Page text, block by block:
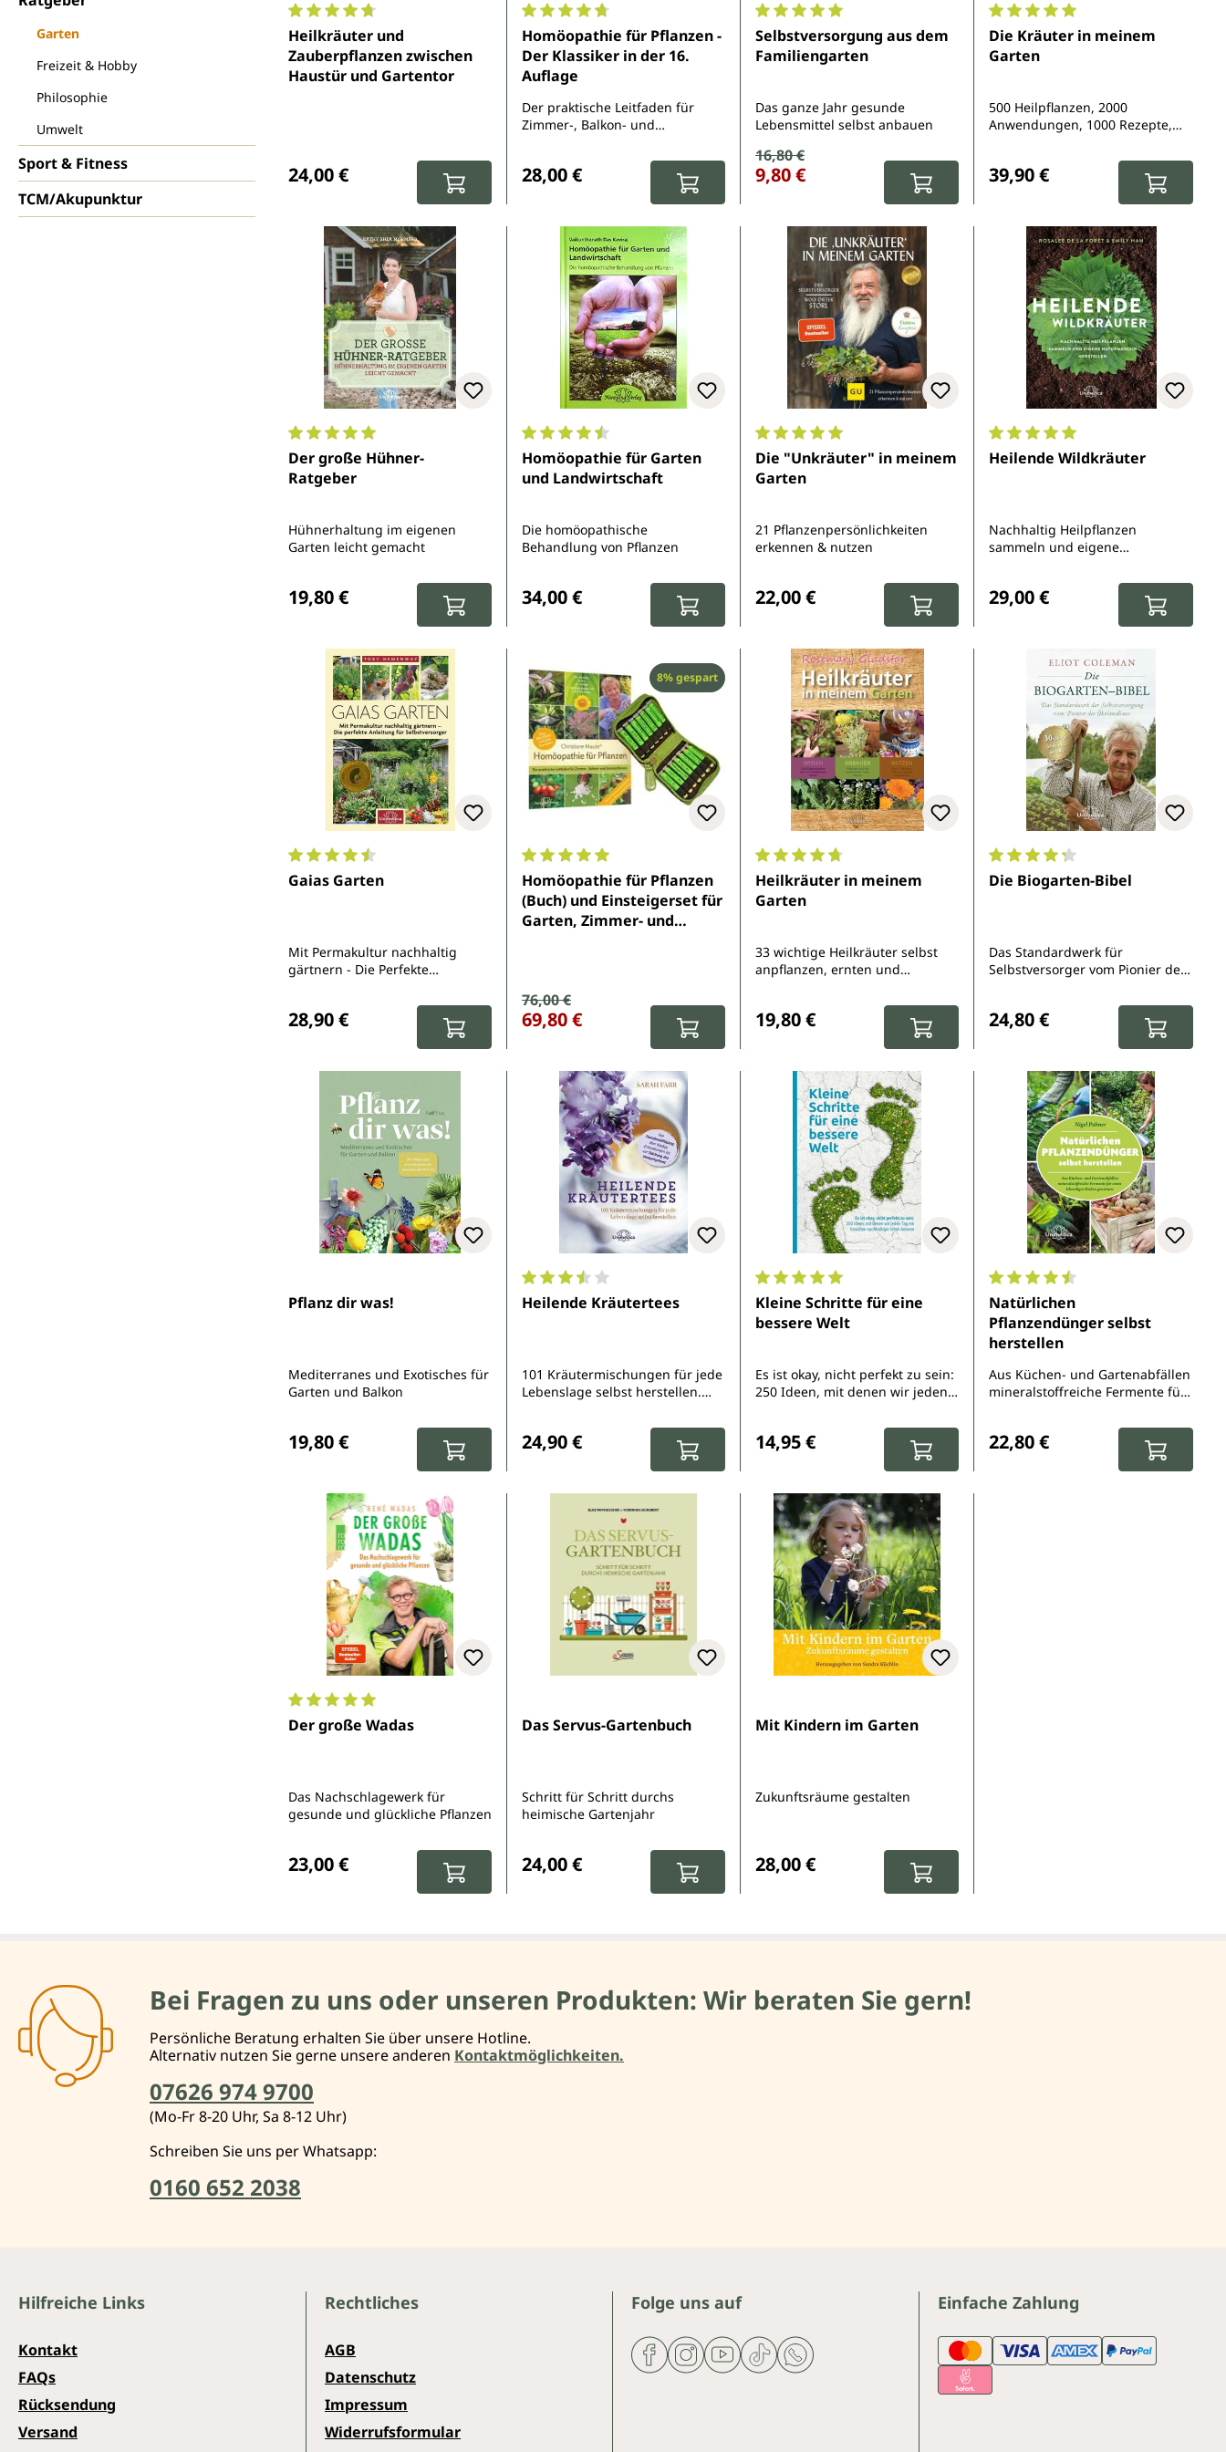
Garten
Freizeit & Hobby
Philosophie
Umwelt
Sport & Fitness
TCM/Akupunktur
Durchschnittliche Bewertung von 4.7 von 5 Sternen
Heilkräuter und
Zauberpflanzen zwischen
Haustür und Gartentor
24,00 €
Durchschnittliche Bewertung von 4.8 von 5 Sternen
Homöopathie für Pflanzen -
Der Klassiker in der 16.
Auflage
Der praktische Leitfaden für
Zimmer-, Balkon- und
Ergänzungen von Cornelia
Maute
28,00 €
Durchschnittliche Bewertung von 5 von 5 Sternen
Selbstversorgung aus dem
Familiengarten
Das ganze Jahr gesunde
Lebensmittel selbst anbauen
Verkaufspreis:
Regulärer Preis:
16,80 €
9,80 €
Durchschnittliche Bewertung von
Die Kräuter in meinem
Garten
500 Heilpflanzen, 2000
Anwendungen, 1000 Rezepte,
Homöopathie, Hildegardmedizin,
TCM, Volksheilkunde
39,90 €
Durchschnittliche Bewertung von 5 von 5 Sternen
Der große Hühner-
Ratgeber
Hühnerhaltung im eigenen
Garten leicht gemacht
19,80 €
Durchschnittliche Bewertung von 4.6 von 5 Sternen
Homöopathie für Garten
und Landwirtschaft
Die homöopathische
Behandlung von Pflanzen
34,00 €
Durchschnittliche Bewertung von 5 von 5 Sternen
Die "Unkräuter" in meinem
Garten
21 Pflanzenpersönlichkeiten
erkennen & nutzen
22,00 €
Durchschnittliche Bewertung von
Heilende Wildkräuter
Nachhaltig Heilpflanzen
sammeln und eigene
29,00 €
Durchschnittliche Bewertung von 4.5 von 5 Sternen
Gaias Garten
Mit Permakultur nachhaltig
gärtnern - Die Perfekte
28,90 €
Rabatt
8% gespart
Durchschnittliche Bewertung von 5 von 5 Sternen
Homöopathie für Pflanzen
(Buch) und Einsteigerset für
Garten, Zimmer- und
Verkaufspreis:
Regulärer Preis:
76,00 €
69,80 €
Durchschnittliche Bewertung von 4.7 von 5 Sternen
Heilkräuter in meinem
Garten
33 wichtige Heilkräuter selbst
anpflanzen, ernten und
19,80 €
Durchschnittliche Bewertung von
Die Biogarten-Bibel
Das Standardwerk für
Selbstversorger vom Pionier des
24,80 €
Pflanz dir was!
Mediterranes und Exotisches für
Garten und Balkon
19,80 €
Durchschnittliche Bewertung von 3.6 von 5 Sternen
Heilende Kräutertees
101 Kräutermischungen für jede
Lebenslage selbst herstellen.
häufige Erkrankungen bis zur
Stärkung des Immunsystems
24,90 €
Durchschnittliche Bewertung von 5 von 5 Sternen
Kleine Schritte für eine
bessere Welt
Es ist okay, nicht perfekt zu sein:
250 Ideen, mit denen wir jeden
14,95 €
Durchschnittliche Bewertung von
Natürlichen
Pflanzendünger selbst
herstellen
Aus Küchen- und Gartenabfällen
mineralstoffreiche Fermente für
22,80 €
Durchschnittliche Bewertung von 5 von 5 Sternen
Der große Wadas
Das Nachschlagewerk für
gesunde und glückliche Pflanzen
23,00 €
Das Servus-Gartenbuch
Schritt für Schritt durchs
heimische Gartenjahr
24,00 €
Mit Kindern im Garten
Zukunftsräume gestalten
28,00 €
Bei Fragen zu uns oder unseren Produkten: Wir beraten Sie gern!
Persönliche Beratung erhalten Sie über unsere Hotline.
Alternativ nutzen Sie gerne unsere anderen Kontaktmöglichkeiten.
07626 974 9700
(Mo-Fr 8-20 Uhr, Sa 8-12 Uhr)
Schreiben Sie uns per Whatsapp:
0160 652 2038
Folge uns auf Einfache Zahlung
Hilfreiche Links
Kontakt
FAQs
Rücksendung
Versand
Rechtliches
AGB
Datenschutz
Impressum
Widerrufsformular